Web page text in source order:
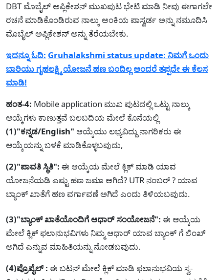
DBT ಮೊಬೈಲ್ ಅಪ್ಲಿಕೇಶನ್ ಮುಖಪುಟ ಭೇಟಿ ಮಾಡಿ ನೀವು ಈಗಾಗಲೇ
ರಚನೆ ಮಾಡಿಕೊಂಡಿರುವ ನಾಲ್ಕು ಅಂಕಿಯ ಪಾಸ್ವರ್ಡ ಅನ್ನು ನಮೂದಿಸಿ
ಮೊಬೈಲ್ ಅಪ್ಲಿಕೇಶನ್ ಅನ್ನು ತೆರೆಯಬೇಕು.
ಇದನ್ನೂ ಓದಿ: Gruhalakshmi status update: ನಿಮಗೆ ಒಂದು
ಬಾರಿಯು ಗೃಹಲಕ್ಷ್ಮಿ ಯೋಜನೆ ಹಣ ಬಂದಿಲ್ಲ ಅಂದರೆ ತಪ್ಪದೇ ಈ ಕೆಲಸ
ಮಾಡಿ!
ಹಂತ-4: Mobile application ಮುಖ ಪುಟದಲ್ಲಿ ಒಟ್ಟು ನಾಲ್ಕು
ಆಯ್ಕೆಗಳು ಕಾಣುತ್ತವೆ ಬಲಬದಿಯ ಮೇಲೆ ಕೊನೆಯಲ್ಲಿ
(1)"ಕನ್ನಡ/English" ಆಯ್ಕೆಯು ಲಭ್ಯವಿದ್ದು ನಾಗರಿಕರು ಈ
ಆಯ್ಕೆಯನ್ನು ಬಳಕೆ ಮಾಡಿಕೊಳ್ಳಬವುದು,
(2)"ಪಾವತಿ ಸ್ಥಿತಿ": ಈ ಆಯ್ಕೆಯ ಮೇಲೆ ಕ್ಲಿಕ್ ಮಾಡಿ ಯಾವ
ಯೋಜನೆಯಡಿ ಎಷ್ಟು ಹಣ ಜಮಾ ಅಗಿದೆ? UTR ನಂಬರ್ ? ಯಾವ
ಬ್ಯಾಂಕ್ ಖಾತೆಗೆ ಹಣ ವರ್ಗಾವಣೆ ಅಗಿದೆ ಎಂದು ತಿಳಿಯಬವುದು.
(3)"ಬ್ಯಾಂಕ್ ಖಾತೆಯೊಂದಿಗೆ ಆಧಾರ್ ಸಂಯೋಜನೆ": ಈ ಆಯ್ಕೆಯ
ಮೇಲೆ ಕ್ಲಿಕ್ ಫಲಾನುಭವಿಗಳು ನಿಮ್ಮ ಆಧಾರ್ ಯಾವ ಬ್ಯಾಂಕ್ ಗೆ ಲಿಂಖ್
ಅಗಿದೆ ಎನ್ನುವ ಮಾಹಿತಿಯನ್ನು ನೋಡಬವುದು.
(4)ಪ್ರೊಪೈಲ್ : ಈ ಬಟನ್ ಮೇಲೆ ಕ್ಲಿಕ್ ಮಾಡಿ ಫಲಾನುಭವಿಯ ಸ್ವ-